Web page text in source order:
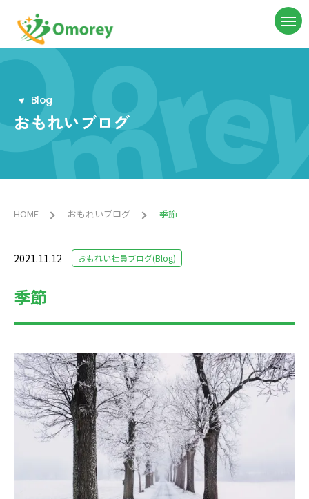
Blog
おもれいブログ
HOME おもれいブログ 季節
2021.11.12 おもれい社員ブログ(Blog)
季節